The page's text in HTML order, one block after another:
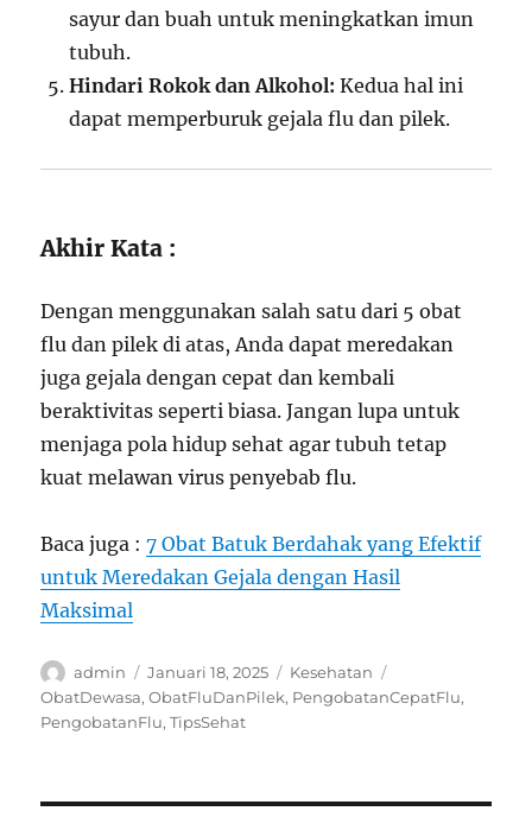
sayur dan buah untuk meningkatkan imun
tubuh.
Hindari Rokok dan Alkohol: Kedua hal ini
dapat memperburuk gejala flu dan pilek.
Akhir Kata :
Dengan menggunakan salah satu dari 5 obat
flu dan pilek di atas, Anda dapat meredakan
juga gejala dengan cepat dan kembali
beraktivitas seperti biasa. Jangan lupa untuk
menjaga pola hidup sehat agar tubuh tetap
kuat melawan virus penyebab flu.
Baca juga :7 Obat Batuk Berdahak yang Efektif
untuk Meredakan Gejala dengan Hasil
Maksimal
Author
admin
Posted
on
Januari 18, 2025 Categories
Kesehatan
ObatDewasa,ObatFluDanPilek, PengobatanCepatFlu,
PengobatanFlu,TipsSehat